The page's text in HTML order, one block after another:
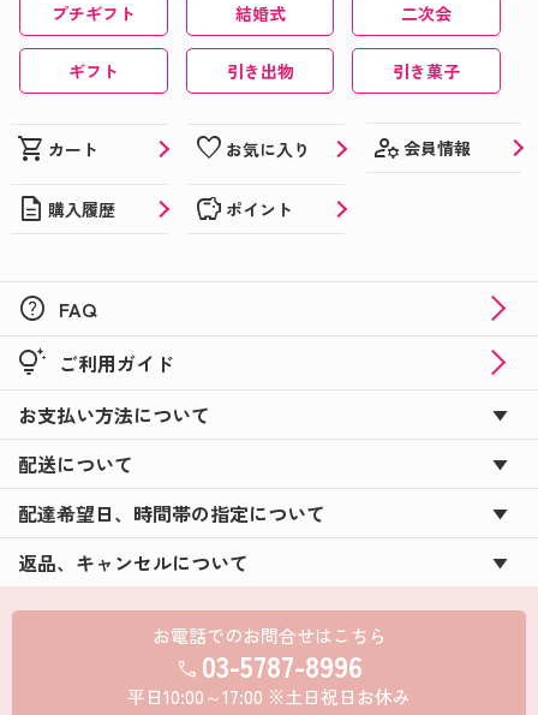
プチギフト 結婚式 二次会
ギフト 引き出物 引き菓子
shopping_cart カート favorite お気に入り manage_accounts 会員情報
description 購入履歴 savings ポイント
help FAQ
tips_and_updates ご利用ガイド
お支払い方法について
配送について
配達希望日、時間帯の指定について
返品、キャンセルについて
お電話でのお問合せはこちら
call 03-5787-8996
平日10:00～17:00 ※土日祝日お休み